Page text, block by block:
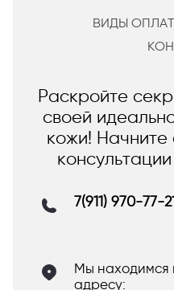
ВИДЫ
Раскройте
своей
кожи! Начните
консультации
7(911) 970-77-
Мы находимся
адресу: